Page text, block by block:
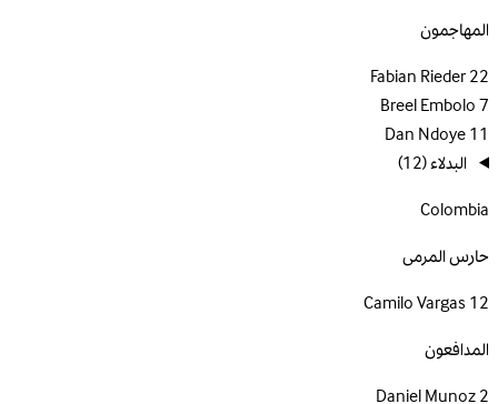
المهاجمون
22
Fabian Rieder
7
Breel Embolo
11
Dan Ndoye
البدلاء(12)
Colombia
حارس المرمى
12
Camilo Vargas
المدافعون
2
Daniel Munoz